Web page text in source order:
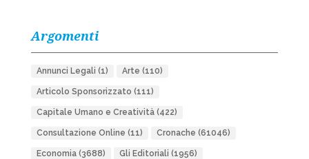
Argomenti
Annunci Legali (1) Arte (110)
Articolo Sponsorizzato (111)
Capitale Umano e Creatività(422)
Consultazione Online (11) Cronache (61046)
Economia(3688) Gli Editoriali (1956)